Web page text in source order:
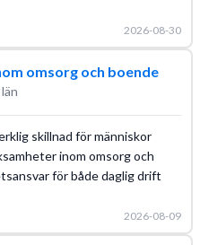
2026-08-30
omsorg och boende
skillnad för människor
inom omsorg och
för både daglig drift
2026-08-09